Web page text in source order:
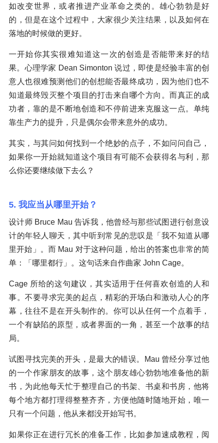
如改变世界，或者推进产业革命之类的。雄心勃勃是好
的，但是在这个过程中，大家很少关注结果，以及如何在
落地的时候做的更好。
一开始你其实很难知道这一次的创造是否能带来好的结
果。心理学家 Dean Simonton 说过，即使是经验丰富的创
意人也很难预测他们的创想能否最终成功，因为他们也不
知道最终毁灭整个项目的打击来自哪个方向。而真正的成
功者，靠的是不断地创造和不停前进来克服这一点。单纯
靠生产力的提升，只是偶尔会带来意外的成功。
其实，与其问如何找到一个绝妙的点子，不如问问自己，
如果你一开始就知道这个项目有可能不会获得名与利，那
么你还要继续做下去么？
5. 我应当从哪里开始？
设计师 Bruce Mau 告诉我，他曾经与那些试图进行创意设
计的年轻人聊天，其中听到常见的悲叹是「我不知道从哪
里开始」。而 Mau 对于这种问题，给出的答案也非常的简
单：「哪里都行」。这句话来自作曲家 John Cage。
Cage 所给的这句建议，其实适用于任何喜欢创造的人和
事。不要寻求完美的起点，精彩的开场白和激动人心的序
幕，往往不是在开头制作的。你可以从任何一个点着手，
一个有缺陷的原型，或者界面的一角，甚至一个故事的结
局。
试图寻找完美的开头，是最大的错误。Mau 曾经分享过他
的一个作家朋友的故事，这个朋友雄心勃勃地准备他的新
书，为此他每天忙于整理自己的书架、书桌和书房，他将
每个地方都打理得整整齐齐，方便他随时随地开始，唯一
只有一个问题，他从来都没开始写书。
如果你正在进行冗长的准备工作，比如参加速成教程，阅